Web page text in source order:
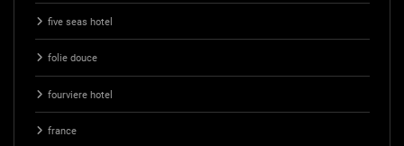
five seas hotel
folie douce
fourviere hotel
france